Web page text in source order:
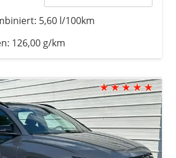
5,60 l/100km
126,00 g/km